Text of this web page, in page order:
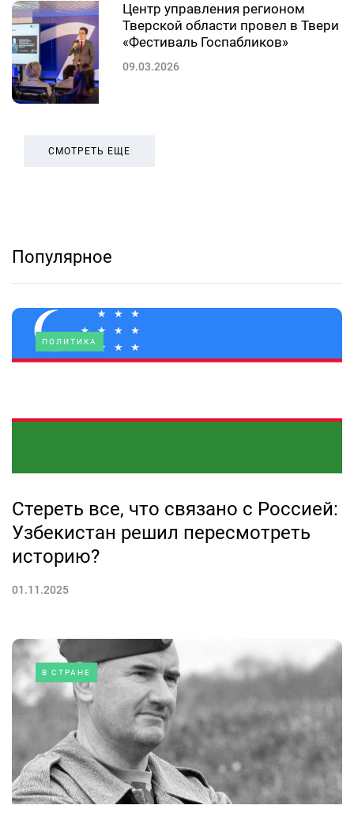
Центр управления регионом
Тверской области провел в Твери
«Фестиваль Госпабликов»
09.03.2026
СМОТРЕТЬ ЕЩЕ
Популярное
ПОЛИТИКА
Стереть все, что связано с Россией:
Узбекистан решил пересмотреть
историю?
01.11.2025
В СТРАНЕ